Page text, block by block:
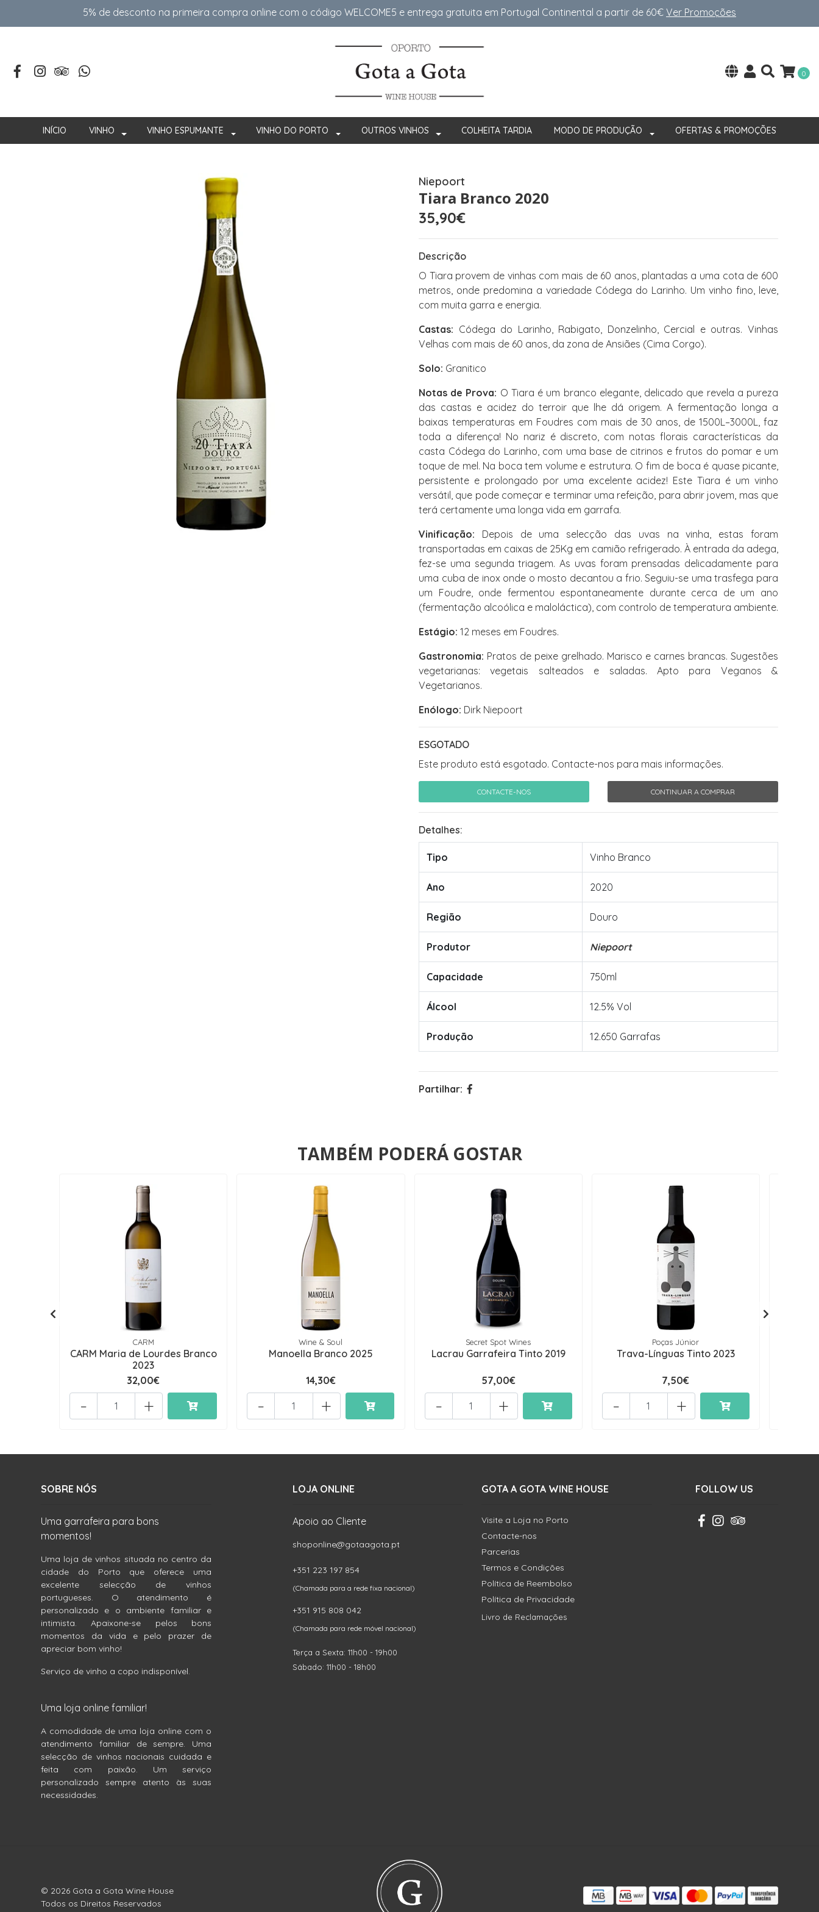
5% de desconto na primeira compra online com o código WELCOME5 e entrega gratuita em Portugal Continental a partir de 60€ Ver Promoções
0
INÍCIO VINHO VINHO ESPUMANTE VINHO DO PORTO OUTROS VINHOS COLHEITA TARDIA MODO DE PRODUÇÃO OFERTAS & PROMOÇÕES
Niepoort
Tiara Branco 2020
35,90€
Descrição
O Tiara provem de vinhas com mais de 60 anos, plantadas a uma cota de 600
metros, onde predomina a variedade Códega do Larinho. Um vinho fino, leve,
com muita garra e energia.
Castas: Códega do Larinho, Rabigato, Donzelinho, Cercial e outras. Vinhas
Velhas com mais de 60 anos, da zona de Ansiães (Cima Corgo).
Solo: Granitico
Notas de Prova: O Tiara é um branco elegante, delicado que revela a pureza
das castas e acidez do terroir que lhe dá origem. A fermentação longa a
baixas temperaturas em Foudres com mais de 30 anos, de 1500L–3000L, faz
toda a diferença! No nariz é discreto, com notas florais características da
casta Códega do Larinho, com uma base de citrinos e frutos do pomar e um
toque de mel. Na boca tem volume e estrutura. O fim de boca é quase picante,
persistente e prolongado por uma excelente acidez! Este Tiara é um vinho
versátil, que pode começar e terminar uma refeição, para abrir jovem, mas que
terá certamente uma longa vida em garrafa.
Vinificação: Depois de uma selecção das uvas na vinha, estas foram
transportadas em caixas de 25Kg em camião refrigerado. À entrada da adega,
fez-se uma segunda triagem. As uvas foram prensadas delicadamente para
uma cuba de inox onde o mosto decantou a frio. Seguiu-se uma trasfega para
um Foudre, onde fermentou espontaneamente durante cerca de um ano
(fermentação alcoólica e maloláctica), com controlo de temperatura ambiente.
Estágio: 12 meses em Foudres.
Gastronomia: Pratos de peixe grelhado. Marisco e carnes brancas. Sugestões
vegetarianas: vegetais salteados e saladas. Apto para Veganos &
Vegetarianos.
Enólogo: Dirk Niepoort
ESGOTADO
Este produto está esgotado. Contacte-nos para mais informações.
CONTACTE-NOS CONTINUAR A COMPRAR
Detalhes:
Tipo Vinho Branco
Ano 2020
Região Douro
Produtor Niepoort
Capacidade 750ml
Álcool 12.5% Vol
Produção 12.650 Garrafas
Partilhar:
TAMBÉM PODERÁ GOSTAR
CARM
CARM Maria de Lourdes Branco
2023
32,00€
+
-
Wine & Soul
Manoella Branco 2025
14,30€
+
-
Secret Spot Wines
Lacrau Garrafeira Tinto 2019
57,00€
+
-
Poças Júnior
Trava-Línguas Tinto 2023
7,50€
+
-
SOBRE NÓS
Uma garrafeira para bons
momentos!
Uma loja de vinhos situada no centro da
cidade do Porto que oferece uma
excelente selecção de vinhos
portugueses. O atendimento é
personalizado e o ambiente familiar e
intimista. Apaixone-se pelos bons
momentos da vida e pelo prazer de
apreciar bom vinho!
Serviço de vinho a copo indisponível.
Uma loja online familiar!
A comodidade de uma loja online com o
atendimento familiar de sempre. Uma
selecção de vinhos nacionais cuidada e
feita com paixão. Um serviço
personalizado sempre atento às suas
necessidades.
LOJA ONLINE
Apoio ao Cliente
shoponline@gotaagota.pt
+351 223 197 854
(Chamada para a rede fixa nacional)
+351 915 808 042
(Chamada para rede móvel nacional)
Terça a Sexta: 11h00 - 19h00
Sábado: 11h00 - 18h00
GOTA A GOTA WINE HOUSE
Visite a Loja no Porto
Contacte-nos
Parcerias
Termos e Condições
Política de Reembolso
Política de Privacidade
Livro de Reclamações
FOLLOW US
© 2026 Gota a Gota Wine House
Todos os Direitos Reservados